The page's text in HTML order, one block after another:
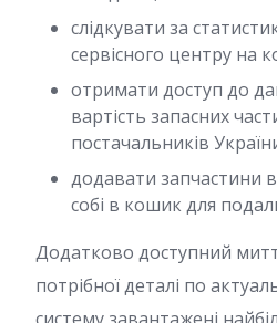
слідкувати за
сервісного центру на
отримати доступ до
вартість запасних
постачальників
додавати запчастини
собі в кошик для
Додатково доступний
потрібної деталі по